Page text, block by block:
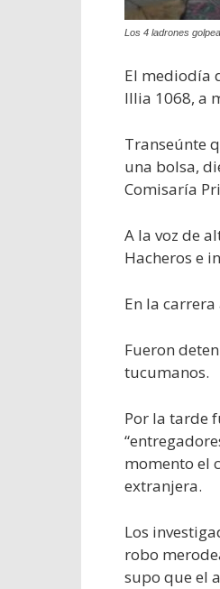
Los 4 ladrones
El mediodía
Illia 1068, a
Transeúnte
una bolsa,
Comisaría
A la voz de
Hacheros e
En la
Fueron
tucumanos.
Por la tarde
momento el
extranjera.
Los
robo
supo que el